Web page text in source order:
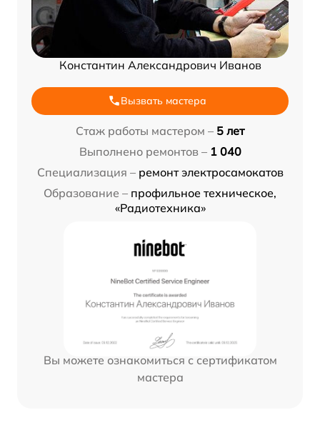
Константин Александрович Иванов
Вызвать мастера
Стаж работы мастером – 5 лет
Выполнено ремонтов – 1 040
Специализация – ремонт электросамокатов
Образование – профильное техническое,
«Радиотехника»
Вы можете ознакомиться с сертификатом
мастера